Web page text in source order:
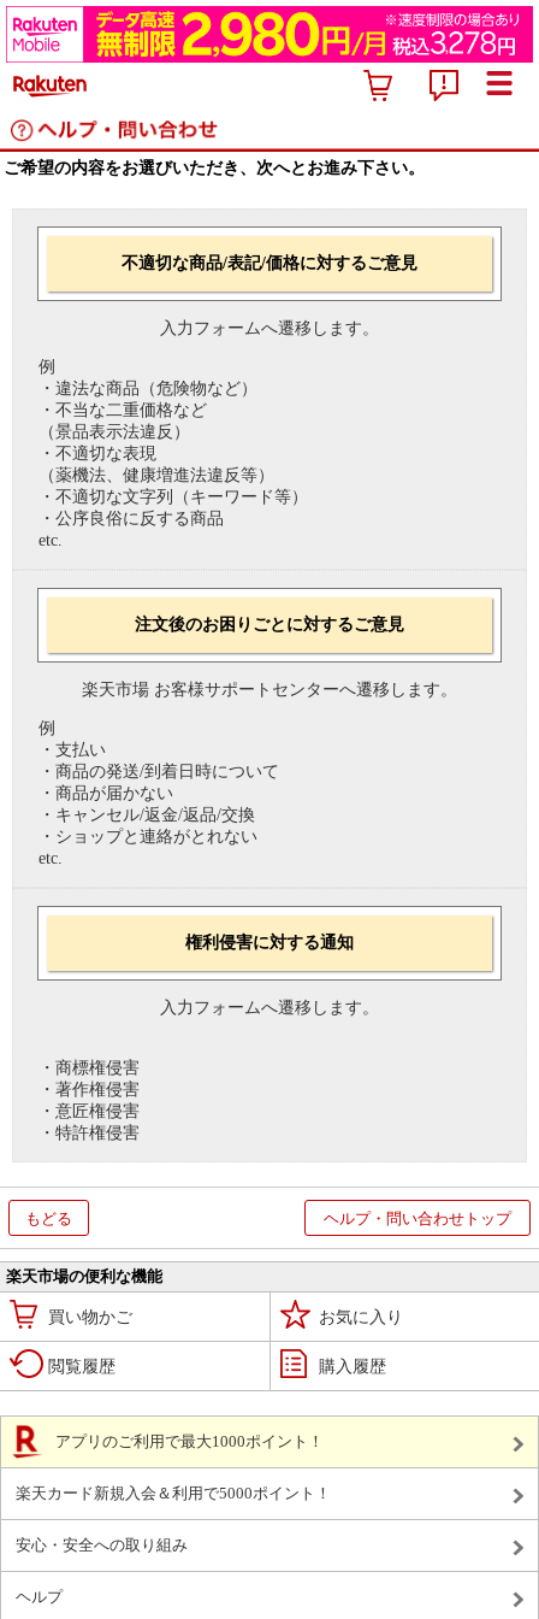
ご希望の内容をお選びいただき、次へとお進み下さい。
不適切な商品/表記/価格に対するご意見
入力フォームへ遷移します。
例
・違法な商品（危険物など）
・不当な二重価格など
（景品表示法違反）
・不適切な表現
（薬機法、健康増進法違反等）
・不適切な文字列（キーワード等）
・公序良俗に反する商品
etc.
注文後のお困りごとに対するご意見
楽天市場 お客様サポートセンターへ遷移します。
例
・支払い
・商品の発送/到着日時について
・商品が届かない
・キャンセル/返金/返品/交換
・ショップと連絡がとれない
etc.
権利侵害に対する通知
入力フォームへ遷移します。
・商標権侵害
・著作権侵害
・意匠権侵害
・特許権侵害
もどる ヘルプ・問い合わせトップ
楽天市場の便利な機能
買い物かご お気に入り
閲覧履歴 購入履歴
アプリのご利用で最大1000ポイント！
楽天カード新規入会＆利用で5000ポイント！
安心・安全への取り組み
ヘルプ